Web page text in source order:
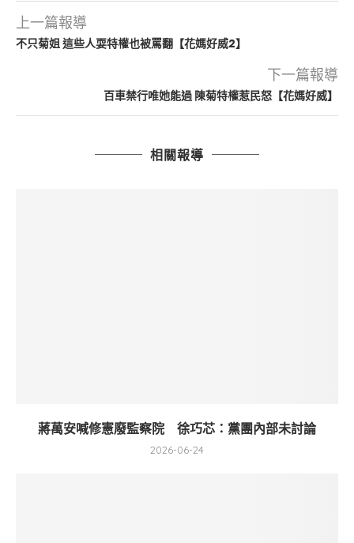
上一篇報導
不只菊姐 這些人耍特權也被罵翻【花媽好威2】
下一篇報導
百車禁行唯她能過 陳菊特權惹民怒【花媽好威】
相關報導
蔣萬安喊修憲廢監察院 徐巧芯：黨團內部未討論
2026-06-24